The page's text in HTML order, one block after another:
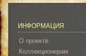
ИНФОРМАЦИЯ
О проекте
Коллекционерам